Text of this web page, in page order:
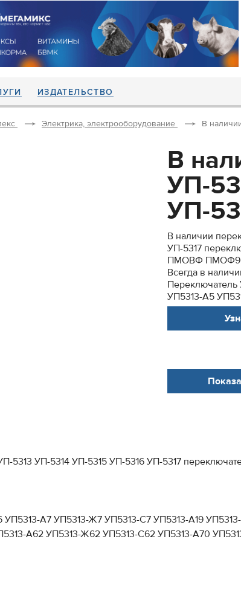
ИЗДАТЕЛЬСТВО
Электрика, электрооборудование В
В
УП-
УП-
В наличии
УП-5317
ПМОВФ
Всегда в
Переключатель
УП5313-А5
5313 УП-5314 УП-5315 УП-5316 УП-5317
А7 УП5313-Ж7 УП5313-С7 УП5313-А19
А62 УП5313-Ж62 УП5313-С62 УП5313-А70